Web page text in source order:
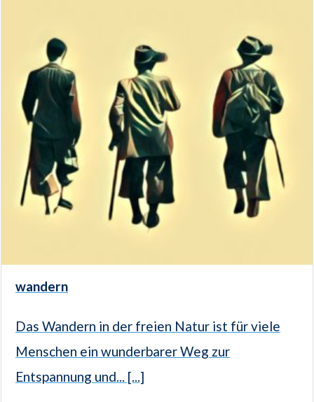
wandern
Das Wandern in der freien Natur ist für viele
Menschen ein wunderbarer Weg zur
Entspannung und... [...]